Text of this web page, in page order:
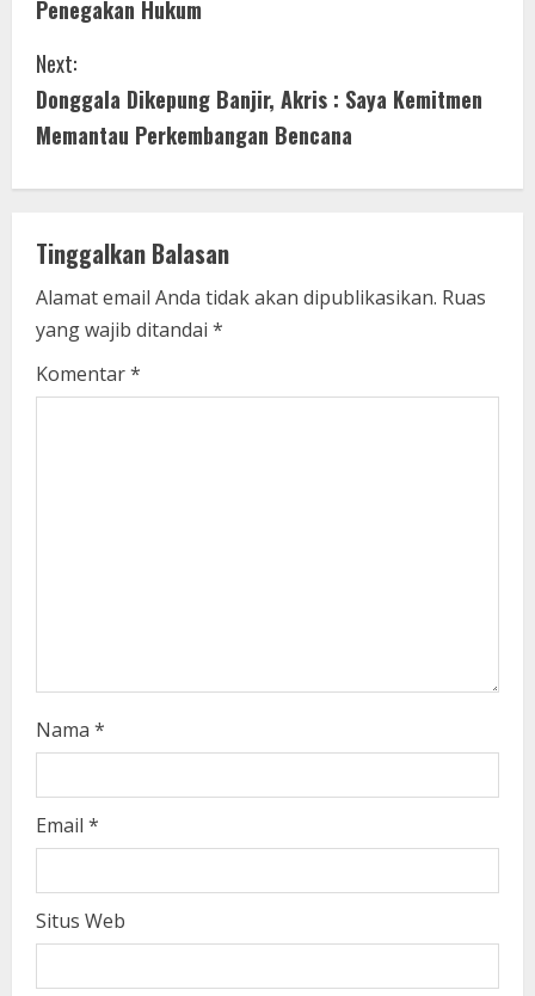
t
i
n
u
e
R
e
a
Penegakan Hukum
Next:
Donggala Dikepung Banjir, Akris : Saya Kemitmen
Memantau Perkembangan Bencana
Tinggalkan Balasan
Alamat email Anda tidak akan dipublikasikan. Ruas
yang wajib ditandai *
Komentar*
Nama *
Email *
Situs Web